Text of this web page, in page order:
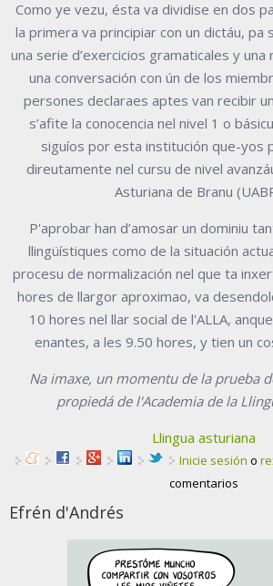
Como ye vezu, ésta va dividise en dos
la primera va principiar con un dictáu, pa
una serie d’exercicios gramaticales y una
una conversación con ún de los
persones declaraes aptes van recibir
s’afite la conocencia nel nivel 1 o
siguíos por esta institución que-yos
direutamente nel cursu de nivel
Asturiana de Branu
P'aprobar han d’amosar un dominiu
llingüístiques como de la situación
procesu de normalización nel que ta
hores de llargor aproximao, va
10 hores nel llar social de l'ALLA,
enantes, a les 9.50 hores, y tien un
Na imaxe, un momentu de la prueba
propiedá de l'Academia de la
Llingua asturiana
Inicie sesión o
comentarios
Efrén d'Andrés